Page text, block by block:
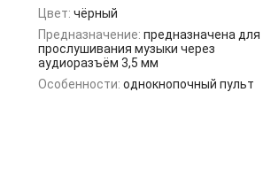
Цвет: чёрный
Предназначение: предназначена для
прослушивания музыки через
аудиоразъём 3,5 мм
Особенности: однокнопочный пульт